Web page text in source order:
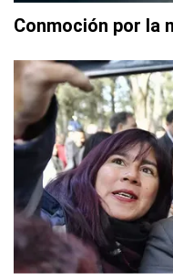
Conmoción por la